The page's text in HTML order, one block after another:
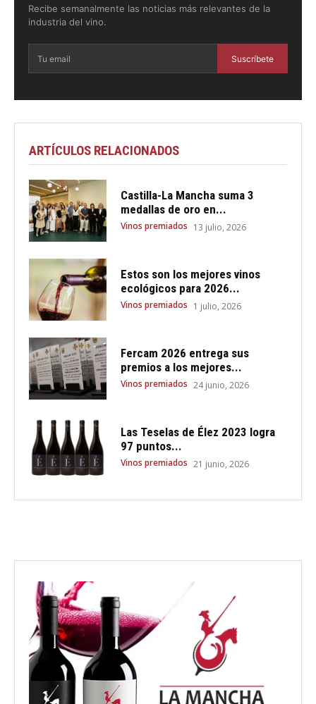
Recibe semanalmente las noticias más relevantes de la
industria del vino.
Suscríbete
ARTÍCULOS RELACIONADOS
Castilla-La Mancha suma 3
medallas de oro en...
Vinos premiados 13 julio, 2026
Estos son los mejores vinos
ecológicos para 2026...
Vinos premiados 1 julio, 2026
Fercam 2026 entrega sus
premios a los mejores...
Vinos premiados 24 junio, 2026
Las Teselas de Élez 2023 logra
97 puntos...
Vinos premiados 21 junio, 2026